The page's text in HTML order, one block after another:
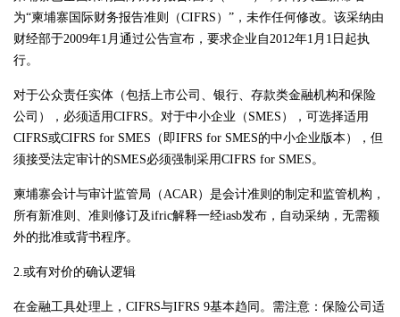
为“柬埔寨国际财务报告准则（CIFRS）”，未作任何修改。该采纳由
财经部于2009年1月通过公告宣布，要求企业自2012年1月1日起执
行。
对于公众责任实体（包括上市公司、银行、存款类金融机构和保险
公司），必须适用CIFRS。对于中小企业（SMES），可选择适用
CIFRS或CIFRS for SMES（即IFRS for SMES的中小企业版本），但
须接受法定审计的SMES必须强制采用CIFRS for SMES。
柬埔寨会计与审计监管局（ACAR）是会计准则的制定和监管机构，
所有新准则、准则修订及ifric解释一经iasb发布，自动采纳，无需额
外的批准或背书程序。
2.或有对价的确认逻辑
在金融工具处理上，CIFRS与IFRS 9基本趋同。需注意：保险公司适